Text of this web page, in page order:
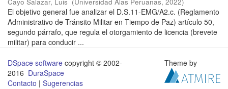
El objetivo general fue analizar el D.S.11-EMG/A2.c. (Reglamento
Administrativo de Tránsito Militar en Tiempo de Paz) artículo 50,
segundo párrafo, que regula el otorgamiento de licencia (brevete
militar) para conducir ...
DSpace software copyright © 2002-
2016 DuraSpace
Contacto | Sugerencias
Theme by